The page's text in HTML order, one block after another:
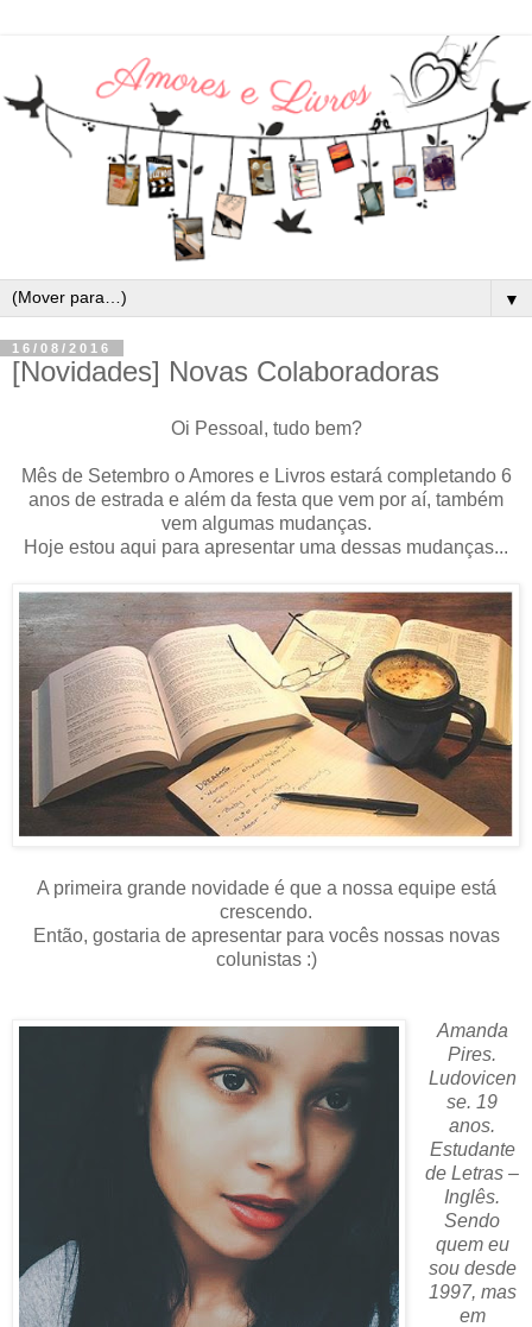
▼
16/08/2016
[Novidades] Novas Colaboradoras
Oi Pessoal, tudo bem?
Mês de Setembro o Amores e Livros estará completando 6
anos de estrada e além da festa que vem por aí, também
vem algumas mudanças.
Hoje estou aqui para apresentar uma dessas mudanças...
A primeira grande novidade é que a nossa equipe está
crescendo.
Então, gostaria de apresentar para vocês nossas novas
colunistas :)
Amanda
Pires.
Ludovicen
se. 19
anos.
Estudante
de Letras –
Inglês.
Sendo
quem eu
sou desde
1997, mas
em